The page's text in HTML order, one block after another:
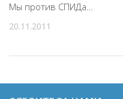
Мы против СПИДа…
20.11.2011